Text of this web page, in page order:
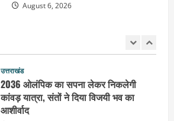
August 6, 2026
2036 ओलंपिक का सपना लेकर निकलेगी
उत्तराखंड
एसआईआर के तहत जारी किए जा रहे नोटिसों
पर कांग्रेस ने जतायी आपत्ति, मतदाताओं को
परेशान करने का लगाया आरोप